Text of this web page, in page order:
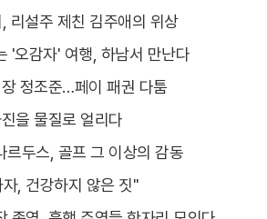
리설주 제친 김주애의 위상
'오감자' 여행, 하남서 만난다
정조준…페이 패권 다툼
을 물질로 얼리다
르두스, 골프 그 이상의 감동
, 건강하지 않은 짓"